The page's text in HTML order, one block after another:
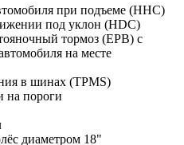
при подъеме (HHC)
под уклон (HDC)
тормоз (EPB) с
на месте
в шинах (TPMS)
на пороги
диаметром 18"